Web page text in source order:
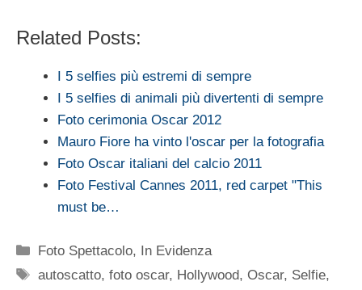
Related Posts:
I 5 selfies più estremi di sempre
I 5 selfies di animali più divertenti di sempre
Foto cerimonia Oscar 2012
Mauro Fiore ha vinto l'oscar per la fotografia
Foto Oscar italiani del calcio 2011
Foto Festival Cannes 2011, red carpet "This
must be…
Categorie
Foto Spettacolo, In Evidenza
Tag
autoscatto,foto oscar, Hollywood,Oscar, Selfie,